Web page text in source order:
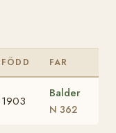
FÖDD FAR
1903
Balder
N 362